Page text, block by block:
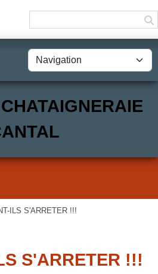
ILS S'ARRETER !!!
S'ARRETER !!!